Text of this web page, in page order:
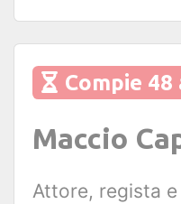
Compie 48
Maccio
Attore, regista